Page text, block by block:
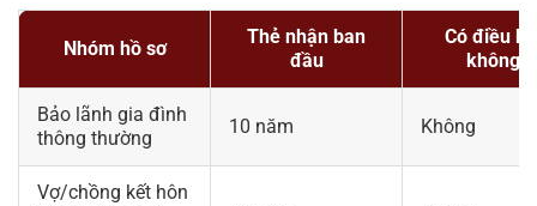
Nhóm hồ sơ
Thẻ nhận ban
đầu
Có điều
không?
Bảo lãnh gia đình
thông thường
10 năm Không
Vợ/chồng kết hôn